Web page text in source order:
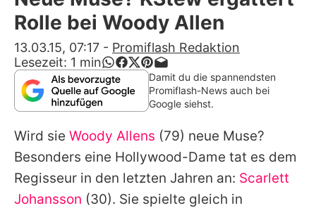
Alle Themen auf Promiflash
Jobs
App runterladen
Team
Redaktionelle Richtlinien
Impressum
Datenschutzerklärung
Rolle bei Woody Allen
13.03.15, 07:17 - Promiflash Redaktion
Lesezeit: 1 min
Damit du die spannendsten
Promiflash-News auch bei
Google siehst.
Wird sie Woody Allens (79) neue Muse?
Besonders eine Hollywood-Dame tat es dem
Regisseur in den letzten Jahren an: Scarlett
Johansson (30). Sie spielte gleich in